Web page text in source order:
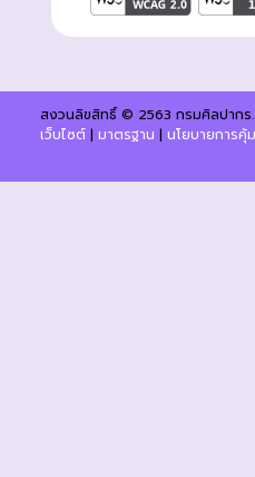
สงวนลิขสิทธิ์ © 2563 กรมศิลปาก
เว็บไซต์| มาตรฐาน | นโยบายการ